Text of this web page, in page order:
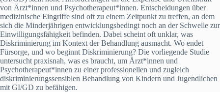
von Ärzt*innen und Psychotherapeut*innen. Entscheidungen über
medizinische Eingriffe sind oft zu einem Zeitpunkt zu treffen, an dem
sich die Minderjährigen entwicklungsbedingt noch an der Schwelle zur
Einwilligungsfähigkeit befinden. Dabei scheint oft unklar, was
Diskriminierung im Kontext der Behandlung ausmacht. Wo endet
Fürsorge, und wo beginnt Diskriminierung? Die vorliegende Studie
untersucht praxisnah, was es braucht, um Ärzt*innen und
Psychotherapeut*innen zu einer professionellen und zugleich
diskriminierungssensiblen Behandlung von Kindern und Jugendlichen
mit GI/GD zu befähigen.